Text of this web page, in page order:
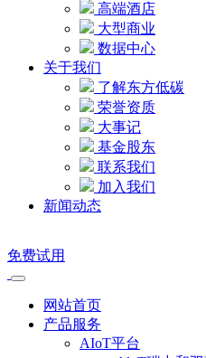
高端酒店
大型商业
数据中心
关于我们
了解东方低碳
荣誉资质
大事记
基金股东
联系我们
加入我们
新闻动态
免费试用
网站首页
产品服务
AIoT平台